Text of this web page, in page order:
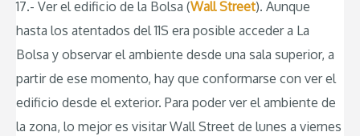
17.- Ver el edificio de la Bolsa (Wall Street). Aunque
hasta los atentados del 11S era posible acceder a La
Bolsa y observar el ambiente desde una sala superior, a
partir de ese momento, hay que conformarse con ver el
edificio desde el exterior. Para poder ver el ambiente de
la zona, lo mejor es visitar Wall Street de lunes a viernes